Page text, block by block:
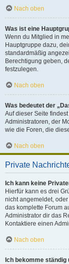
Nach oben
Was ist eine
Wenn du Mitglied in
Hauptgruppe dazu,
standardmäßig
Berechtigung geben,
festzulegen.
Nach oben
Was bedeutet der
Auf dieser Seite
Administratoren, der
wie die Foren, die
Nach oben
Private
Ich kann keine
Hierfür kann es drei
nicht angemeldet,
das komplette Forum
Administrator dir das
Kontaktiere einen
Nach oben
Ich bekomme